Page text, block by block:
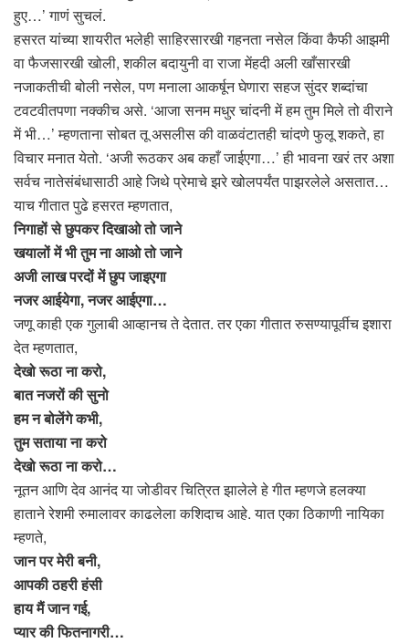
हुए…’ गाणं सुचलं.
हसरत यांच्या शायरीत भलेही साहिरसारखी गहनता नसेल किंवा कैफी आझमी
वा फैजसारखी खोली, शकील बदायुनी वा राजा मेंहदी अली खाँसारखी
नजाकतीची बोली नसेल, पण मनाला आकर्षून घेणारा सहज सुंदर शब्दांचा
टवटवीतपणा नक्कीच असे. ‘आजा सनम मधुर चांदनी में हम तुम मिले तो वीराने
में भी…’ म्हणताना सोबत तू असलीस की वाळवंटातही चांदणे फुलू शकते, हा
विचार मनात येतो. ‘अजी रूठकर अब कहाँ जाईएगा…’ ही भावना खरं तर अशा
सर्वच नातेसंबंधासाठी आहे जिथे प्रेमाचे झरे खोलपर्यंत पाझरलेले असतात…
याच गीतात पुढे हसरत म्हणतात,
निगाहों से छुपकर दिखाओ तो जाने
खयालों में भी तुम ना आओ तो जाने
अजी लाख परदों में छुप जाइएगा
नजर आईयेगा, नजर आईएगा…
जणू काही एक गुलाबी आव्हानच ते देतात. तर एका गीतात रुसण्यापूर्वीच इशारा
देत म्हणतात,
देखो रूठा ना करो,
बात नजरों की सुनो
हम न बोलेंगे कभी,
तुम सताया ना करो
देखो रूठा ना करो…
नूतन आणि देव आनंद या जोडीवर चित्रित झालेले हे गीत म्हणजे हलक्या
हाताने रेशमी रुमालावर काढलेला कशिदाच आहे. यात एका ठिकाणी नायिका
म्हणते,
जान पर मेरी बनी,
आपकी ठहरी हंसी
हाय मैं जान गई,
प्यार की फितनागरी…